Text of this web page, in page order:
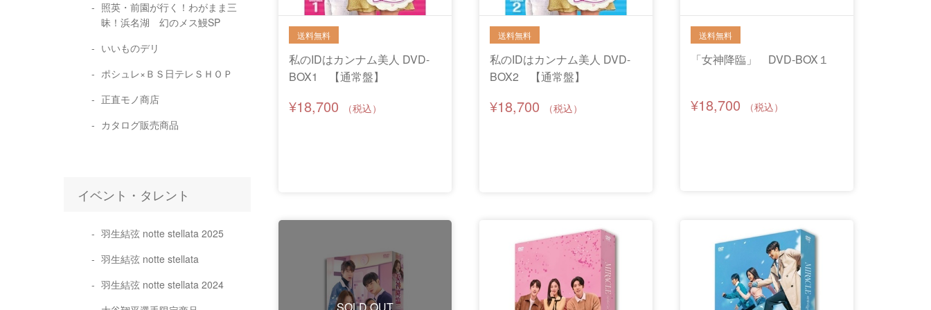
照英・前園が行く！わがまま三
昧！浜名湖 幻のメス鰻SP
いいものデリ
ポシュレ×ＢＳ日テレＳＨＯＰ
正直モノ商店
カタログ販売商品
イベント・タレント
羽生結弦 notte stellata 2025
羽生結弦 notte stellata
羽生結弦 notte stellata 2024
私のIDはカンナム美人 DVD-
BOX1 【通常盤】
¥18,700
私のIDはカンナム美人 DVD-
BOX2 【通常盤】
¥18,700
「女神降臨」 DVD-BOX１
¥18,700
SOLD OUT